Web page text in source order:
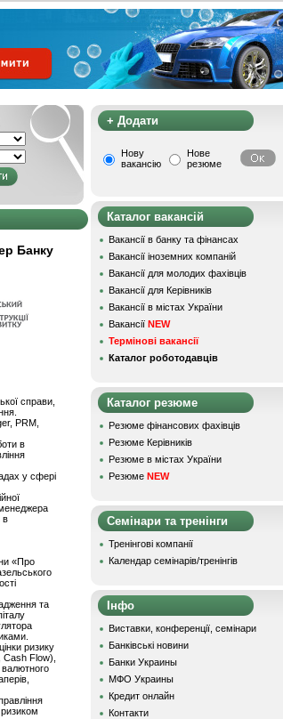
Банку
справи,
PRM,
в
у сфері
менеджера
в
«Про
та
ризику
Cash Flow),
валютного
+ Додати
Нову
вакансію
Нове
резюме
Каталог вакансій
Вакансії в банку та фінансах
Вакансії іноземних компаній
Вакансії для молодих фахівців
Вакансії для Керівників
Вакансії в містах України
Вакансії NEW
Термінові вакансії
Каталог роботодавців
Каталог резюме
Резюме фінансових фахівців
Резюме Керівників
Резюме в містах України
Резюме NEW
Семінари та тренінги
Тренінгові компанії
Календар семінарів/тренінгів
Інфо
Виставки, конференції, семінари
Банківські новини
Банки Украины
МФО Украины
Кредит онлайн
Контакти